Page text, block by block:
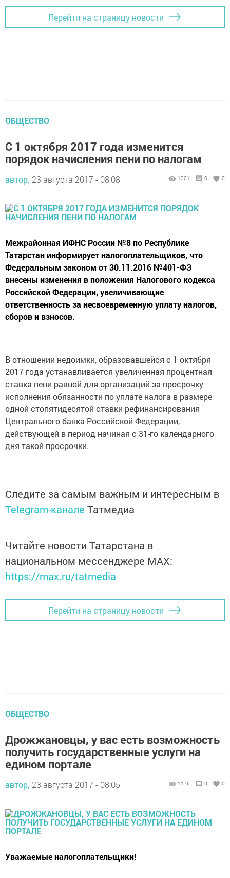
Перейти на страницу новости
ОБЩЕСТВО
С 1 октября 2017 года изменится
порядок начисления пени по налогам
автор, 23 августа 2017 - 08:08 1201 0 0
Межрайонная ИФНС России №8 по Республике
Татарстан информирует налогоплательщиков, что
Федеральным законом от 30.11.2016 №401-ФЗ
внесены изменения в положения Налогового кодекса
Российской Федерации, увеличивающие
ответственность за несвоевременную уплату налогов,
сборов и взносов.
В отношении недоимки, образовавшейся с 1 октября
2017 года устанавливается увеличенная процентная
ставка пени равной для организаций за просрочку
исполнения обязанности по уплате налога в размере
одной стопятидесятой ставки рефинансирования
Центрального банка Российской Федерации,
действующей в период начиная с 31-го календарного
дня такой просрочки.
Следите за самым важным и интересным в
Telegram-канале Татмедиа
Читайте новости Татарстана в
национальном мессенджере MАХ:
https://max.ru/tatmedia
Перейти на страницу новости
ОБЩЕСТВО
Дрожжановцы, у вас есть возможность
получить государственные услуги на
едином портале
автор, 23 августа 2017 - 08:05 1176 0 0
Уважаемые налогоплательщики!